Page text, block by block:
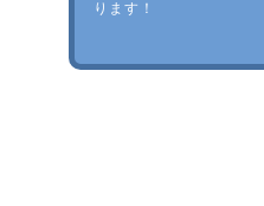
ります！